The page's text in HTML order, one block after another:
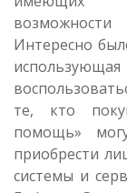
Интересно
те, кто
помощь»
приобрести
системы и